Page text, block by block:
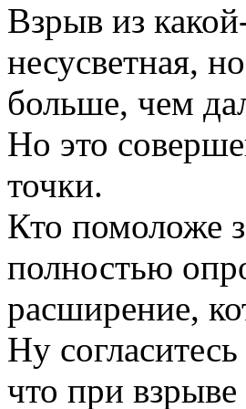
Взрыв из
несусветная,
больше, чем
Но это
точки.
Кто помоложе
полностью
расширение,
Ну
что при